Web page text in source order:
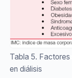
Tabla 5.
en diálisis